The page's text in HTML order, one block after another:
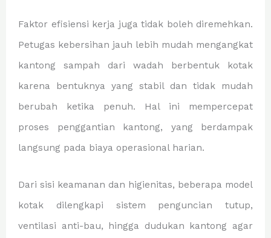
Faktor efisiensi kerja juga tidak boleh diremehkan.
Petugas kebersihan jauh lebih mudah mengangkat
kantong sampah dari wadah berbentuk kotak
karena bentuknya yang stabil dan tidak mudah
berubah ketika penuh. Hal ini mempercepat
proses penggantian kantong, yang berdampak
langsung pada biaya operasional harian.
Dari sisi keamanan dan higienitas, beberapa model
kotak dilengkapi sistem penguncian tutup,
ventilasi anti-bau, hingga dudukan kantong agar